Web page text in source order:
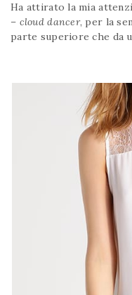
Ha attirato la mia
– cloud dancer, per la
parte superiore che da